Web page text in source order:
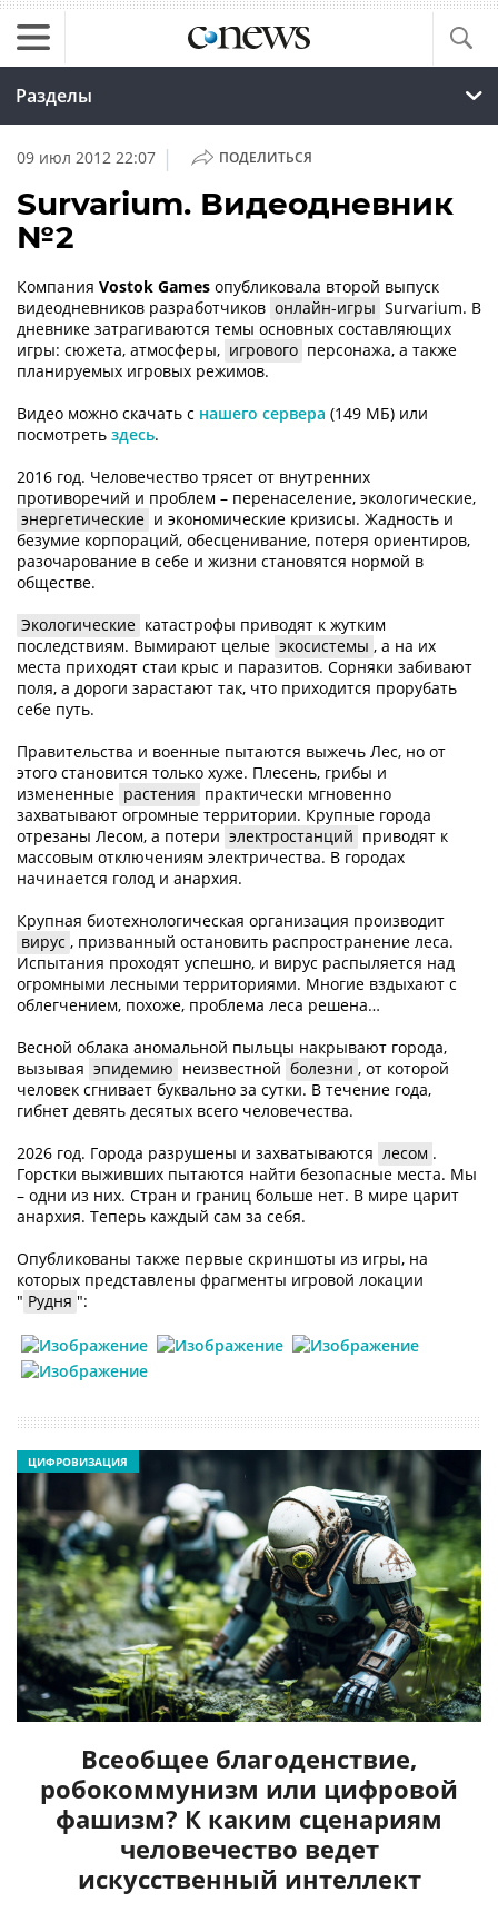
Разделы
09 июл 2012 22:07 | ПОДЕЛИТЬСЯ
Survarium. Видеодневник
№2
Компания Vostok Games опубликовала второй выпуск
видеодневников разработчиков онлайн-игры Survarium. В
дневнике затрагиваются темы основных составляющих
игры: сюжета, атмосферы, игрового персонажа, а также
планируемых игровых режимов.
Видео можно скачать с нашего сервера (149 МБ) или
посмотреть здесь.
2016 год. Человечество трясет от внутренних
противоречий и проблем – перенаселение, экологические,
энергетические и экономические кризисы. Жадность и
безумие корпораций, обесценивание, потеря ориентиров,
разочарование в себе и жизни становятся нормой в
обществе.
Экологические катастрофы приводят к жутким
последствиям. Вымирают целые экосистемы , а на их
места приходят стаи крыс и паразитов. Сорняки забивают
поля, а дороги зарастают так, что приходится прорубать
себе путь.
Правительства и военные пытаются выжечь Лес, но от
этого становится только хуже. Плесень, грибы и
измененные растения практически мгновенно
захватывают огромные территории. Крупные города
отрезаны Лесом, а потери электростанций приводят к
массовым отключениям электричества. В городах
начинается голод и анархия.
Крупная биотехнологическая организация производит
вирус , призванный остановить распространение леса.
Испытания проходят успешно, и вирус распыляется над
огромными лесными территориями. Многие вздыхают с
облегчением, похоже, проблема леса решена…
Весной облака аномальной пыльцы накрывают города,
вызывая эпидемию неизвестной болезни , от которой
человек сгнивает буквально за сутки. В течение года,
гибнет девять десятых всего человечества.
2026 год. Города разрушены и захватываются лесом .
Горстки выживших пытаются найти безопасные места. Мы
– одни из них. Стран и границ больше нет. В мире царит
анархия. Теперь каждый сам за себя.
Опубликованы также первые скриншоты из игры, на
которых представлены фрагменты игровой локации
" Рудня ":
Всеобщее благоденствие,
робокоммунизм или цифровой
фашизм? К каким сценариям
человечество ведет
искусственный интеллект
ЦИФРОВИЗАЦИЯ